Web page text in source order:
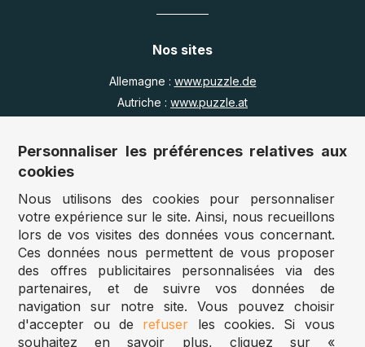
Nos sites
Allemagne : www.puzzle.de
Autriche : www.puzzle.at
Royaume Uni :
www.jigsawpuzzle.co.uk
Accès revendeurs / détaillants
Vous avez un magasin ?
Vous souhaitez accéder à nos prix revendeurs ?
Accéder au site Puzzle-pro
Vous êtes professionnel ?
Personnaliser les préférences relatives aux
cookies
Nous utilisons des cookies pour personnaliser
votre expérience sur le site. Ainsi, nous recueillons
lors de vos visites des données vous concernant.
Ces données nous permettent de vous proposer
des offres publicitaires personnalisées via des
partenaires, et de suivre vos données de
navigation sur notre site. Vous pouvez choisir
d'accepter ou de refuser les cookies. Si vous
souhaitez en savoir plus, cliquez sur «